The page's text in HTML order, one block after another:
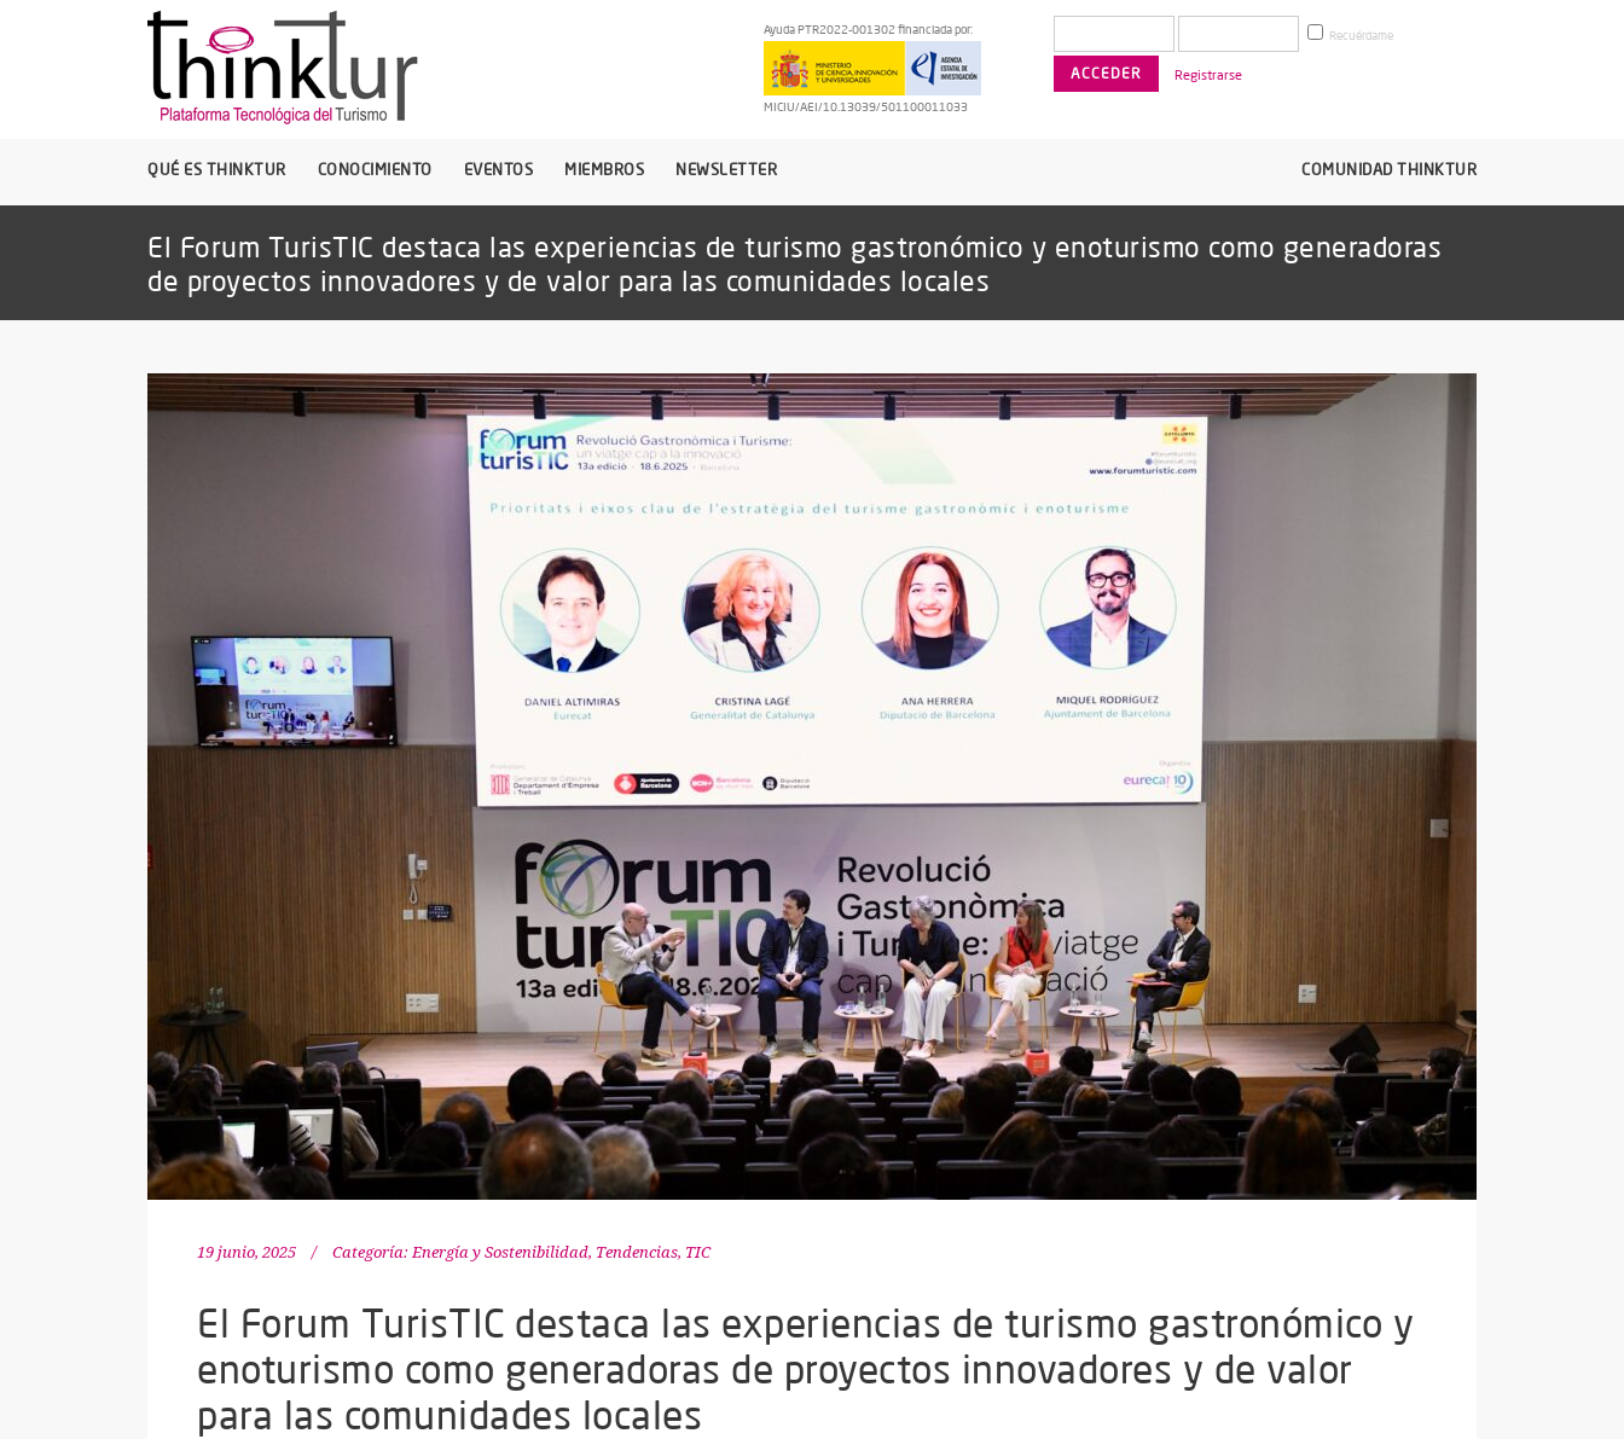
Ayuda PTR2022-001302 financiada por:
MICIU/AEI/10.13039/501100011033
Recuérdame
Registrarse
QUÉ ES THINKTUR CONOCIMIENTO EVENTOS MIEMBROS NEWSLETTER COMUNIDAD THINKTUR
El Forum TurisTIC destaca las experiencias de turismo gastronómico y enoturismo como generadoras
de proyectos innovadores y de valor para las comunidades locales
19 junio, 2025 Categoría: Energía y Sostenibilidad, Tendencias, TIC
El Forum TurisTIC destaca las experiencias de turismo gastronómico y
enoturismo como generadoras de proyectos innovadores y de valor
para las comunidades locales